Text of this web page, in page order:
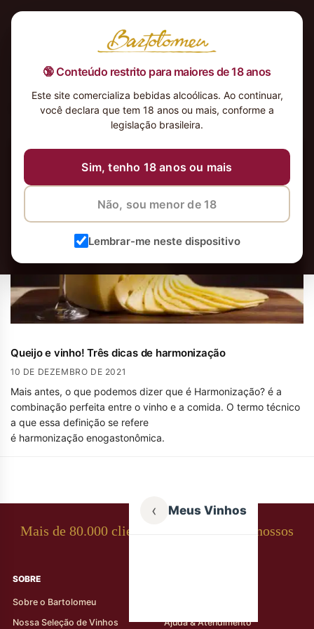
🔞 Conteúdo restrito para maiores de 18 anos
Este site comercializa bebidas alcoólicas. Ao continuar,
você declara que tem 18 anos ou mais, conforme a
legislação brasileira.
Sim, tenho 18 anos ou mais
Não, sou menor de 18
Lembrar-me neste dispositivo
queijo e vinho
Queijo e vinho! Três dicas de harmonização
10 DE DEZEMBRO DE 2021
Mais antes, o que podemos dizer que é Harmonização? é a
combinação perfeita entre o vinho e a comida. O termo técnico
a que essa definição se refere
é harmonização enogastonômica.
‹ Meus Vinhos
Mais de 80.000 clientes apaixonados por nossos
SOBRE
Sobre o Bartolomeu
Nossa Seleção de Vinhos
Ajuda & Atendimento